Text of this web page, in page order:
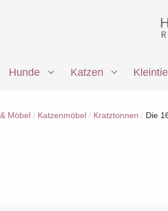
Hunde Katzen
Möbel / Katzenmöbel / Kratztonnen / Die